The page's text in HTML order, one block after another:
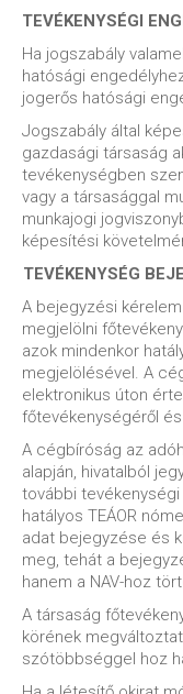
TEVÉKENYSÉGI
Ha jogszabály
hatósági
jogerős hatósági
Jogszabály által
gazdasági társaság
tevékenységben
vagy a társasággal
munkajogi
képesítési
TEVÉKENYSÉG
A bejegyzési
megjelölni
azok mindenkor
megjelölésével. A
elektronikus úton
főtevékenységéről
A cégbíróság az
alapján, hivatalból
további
hatályos TEÁOR
adat bejegyzése és
meg, tehát a
hanem a NAV-hoz
A társaság
körének
szótöbbséggel hoz